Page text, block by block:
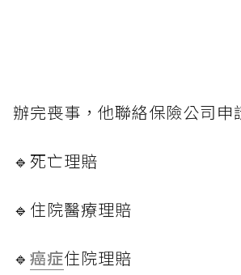
辦完喪事，他聯絡保險公司申
🔹死亡理賠
🔹住院醫療理賠
🔹 癌症住院理賠